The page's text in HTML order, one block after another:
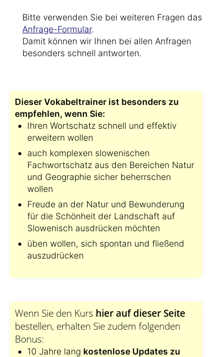
Bitte verwenden Sie bei weiteren Fragen das
Anfrage-Formular.
Damit können wir Ihnen bei allen Anfragen
besonders schnell antworten.
Dieser Vokabeltrainer ist besonders zu
empfehlen, wenn Sie:
Ihren Wortschatz schnell und effektiv
erweitern wollen
auch komplexen slowenischen
Fachwortschatz aus den Bereichen Natur
und Geographie sicher beherrschen
wollen
Freude an der Natur und Bewunderung
für die Schönheit der Landschaft auf
Slowenisch ausdrücken möchten
üben wollen, sich spontan und fließend
auszudrücken
Wenn Sie den Kurs hier auf dieser Seite
bestellen, erhalten Sie zudem folgenden
Bonus:
10 Jahre lang kostenlose Updates zu